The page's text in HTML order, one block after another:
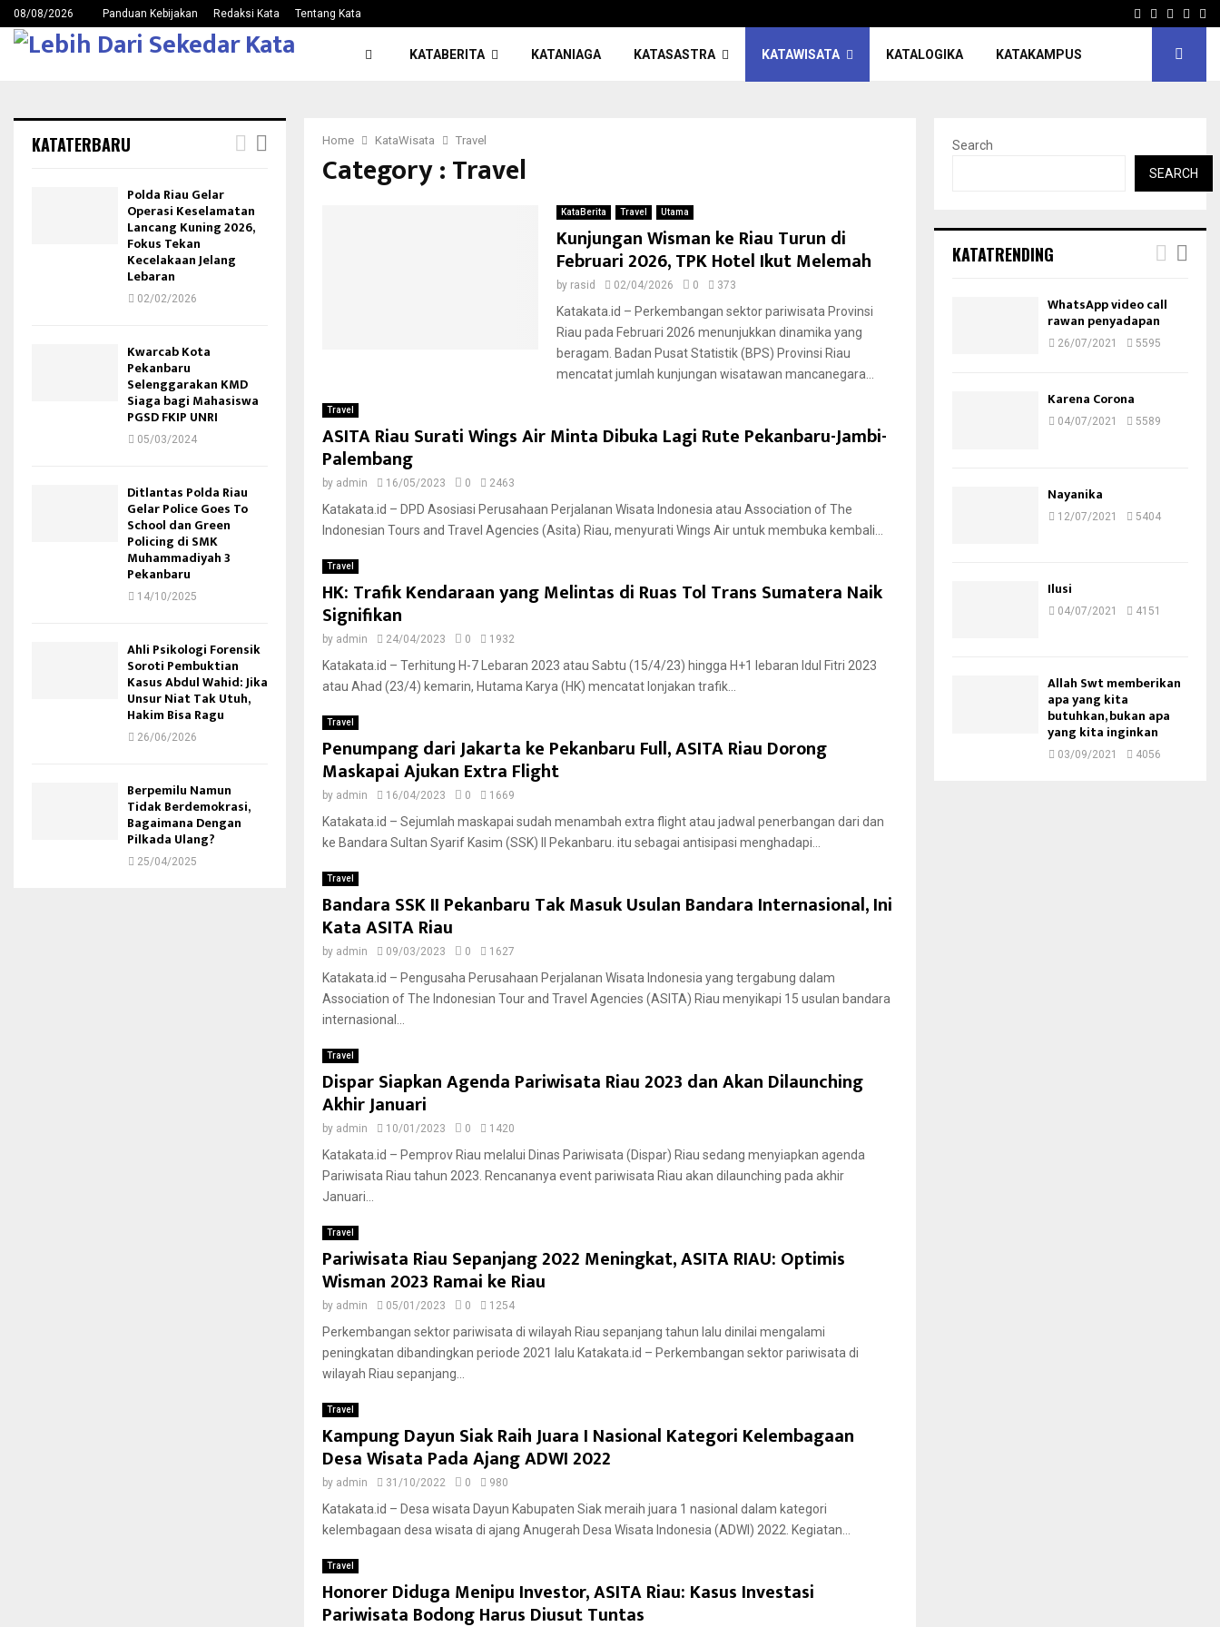
08/08/2026 Panduan Kebijakan Redaksi Kata Tentang Kata Facebook
Twitter
KATABERITA KATANIAGA KATASASTRA KATAWISATA KATALOGIKA KATAKAMPUS
Home KataWisata Travel
Category : Travel
KataBerita Travel Utama
Kunjungan Wisman ke Riau Turun di
Februari 2026, TPK Hotel Ikut Melemah
by rasid 02/04/2026 0 373
Katakata.id – Perkembangan sektor pariwisata Provinsi
Riau pada Februari 2026 menunjukkan dinamika yang
beragam. Badan Pusat Statistik (BPS) Provinsi Riau
mencatat jumlah kunjungan wisatawan mancanegara...
Travel
ASITA Riau Surati Wings Air Minta Dibuka Lagi Rute Pekanbaru-Jambi-
Palembang
by admin 16/05/2023 0 2463
Katakata.id – DPD Asosiasi Perusahaan Perjalanan Wisata Indonesia atau Association of The
Indonesian Tours and Travel Agencies (Asita) Riau, menyurati Wings Air untuk membuka kembali...
Travel
HK: Trafik Kendaraan yang Melintas di Ruas Tol Trans Sumatera Naik
Signifikan
by admin 24/04/2023 0 1932
Katakata.id – Terhitung H-7 Lebaran 2023 atau Sabtu (15/4/23) hingga H+1 lebaran Idul Fitri 2023
atau Ahad (23/4) kemarin, Hutama Karya (HK) mencatat lonjakan trafik...
Travel
Penumpang dari Jakarta ke Pekanbaru Full, ASITA Riau Dorong
Maskapai Ajukan Extra Flight
by admin 16/04/2023 0 1669
Katakata.id – Sejumlah maskapai sudah menambah extra flight atau jadwal penerbangan dari dan
ke Bandara Sultan Syarif Kasim (SSK) II Pekanbaru. itu sebagai antisipasi menghadapi...
Travel
Bandara SSK II Pekanbaru Tak Masuk Usulan Bandara Internasional, Ini
Kata ASITA Riau
by admin 09/03/2023 0 1627
Katakata.id – Pengusaha Perusahaan Perjalanan Wisata Indonesia yang tergabung dalam
Association of The Indonesian Tour and Travel Agencies (ASITA) Riau menyikapi 15 usulan bandara
internasional...
Travel
Dispar Siapkan Agenda Pariwisata Riau 2023 dan Akan Dilaunching
Akhir Januari
by admin 10/01/2023 0 1420
Katakata.id – Pemprov Riau melalui Dinas Pariwisata (Dispar) Riau sedang menyiapkan agenda
Pariwisata Riau tahun 2023. Rencananya event pariwisata Riau akan dilaunching pada akhir
Januari...
Travel
Pariwisata Riau Sepanjang 2022 Meningkat, ASITA RIAU: Optimis
Wisman 2023 Ramai ke Riau
by admin 05/01/2023 0 1254
Perkembangan sektor pariwisata di wilayah Riau sepanjang tahun lalu dinilai mengalami
peningkatan dibandingkan periode 2021 lalu Katakata.id – Perkembangan sektor pariwisata di
wilayah Riau sepanjang...
Travel
Kampung Dayun Siak Raih Juara I Nasional Kategori Kelembagaan
Desa Wisata Pada Ajang ADWI 2022
by admin 31/10/2022 0 980
Katakata.id – Desa wisata Dayun Kabupaten Siak meraih juara 1 nasional dalam kategori
kelembagaan desa wisata di ajang Anugerah Desa Wisata Indonesia (ADWI) 2022. Kegiatan...
Travel
Honorer Diduga Menipu Investor, ASITA Riau: Kasus Investasi
Pariwisata Bodong Harus Diusut Tuntas
KATATERBARU
Polda Riau Gelar
Operasi Keselamatan
Lancang Kuning 2026,
Fokus Tekan
Kecelakaan Jelang
Lebaran
02/02/2026
Kwarcab Kota
Pekanbaru
Selenggarakan KMD
Siaga bagi Mahasiswa
PGSD FKIP UNRI
05/03/2024
Ditlantas Polda Riau
Gelar Police Goes To
School dan Green
Policing di SMK
Muhammadiyah 3
Pekanbaru
14/10/2025
Ahli Psikologi Forensik
Soroti Pembuktian
Kasus Abdul Wahid: Jika
Unsur Niat Tak Utuh,
Hakim Bisa Ragu
26/06/2026
Berpemilu Namun
Tidak Berdemokrasi,
Bagaimana Dengan
Pilkada Ulang?
25/04/2025
Search
SEARCH
KATATRENDING
WhatsApp video call
rawan penyadapan
26/07/2021 5595
Karena Corona
04/07/2021 5589
Nayanika
12/07/2021 5404
Ilusi
04/07/2021 4151
Allah Swt memberikan
apa yang kita
butuhkan, bukan apa
yang kita inginkan
03/09/2021 4056